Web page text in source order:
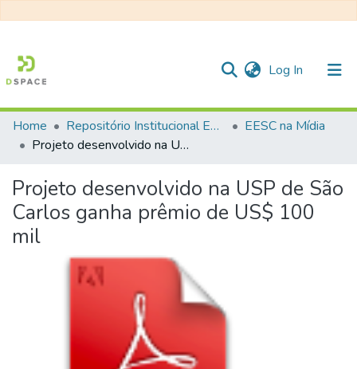
Log In (current)
Communities & Collections
Statistics
Home Repositório Institucional EESC
EESC na Mídia
Projeto desenvolvido na USP de São Carlos ganha prêmio de US$ 100 mil
Projeto desenvolvido na USP de São
Carlos ganha prêmio de US$ 100
mil